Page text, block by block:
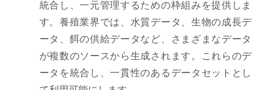
統合し、一元管理するための枠組みを提供しま
す。養殖業界では、水質データ、生物の成長デ
ータ、餌の供給データなど、さまざまなデータ
が複数のソースから生成されます。これらのデ
ータを統合し、一貫性のあるデータセットとし